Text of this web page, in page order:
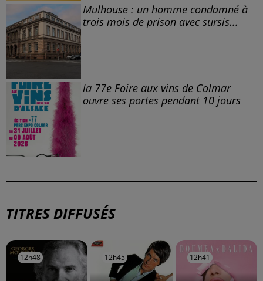
Mulhouse : un homme condamné à
trois mois de prison avec sursis...
la 77e Foire aux vins de Colmar
ouvre ses portes pendant 10 jours
TITRES DIFFUSÉS
12h48
12h48 12h45
12h45 12h41
12h41